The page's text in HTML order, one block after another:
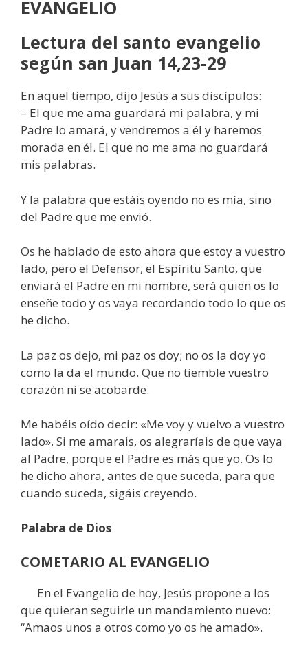
EVANGELIO
Lectura del santo evangelio
según san Juan 14,23-29
En aquel tiempo, dijo Jesús a sus discípulos:
– El que me ama guardará mi palabra, y mi
Padre lo amará, y vendremos a él y haremos
morada en él. El que no me ama no guardará
mis palabras.
Y la palabra que estáis oyendo no es mía, sino
del Padre que me envió.
Os he hablado de esto ahora que estoy a vuestro
lado, pero el Defensor, el Espíritu Santo, que
enviará el Padre en mi nombre, será quien os lo
enseñe todo y os vaya recordando todo lo que os
he dicho.
La paz os dejo, mi paz os doy; no os la doy yo
como la da el mundo. Que no tiemble vuestro
corazón ni se acobarde.
Me habéis oído decir: «Me voy y vuelvo a vuestro
lado». Si me amarais, os alegraríais de que vaya
al Padre, porque el Padre es más que yo. Os lo
he dicho ahora, antes de que suceda, para que
cuando suceda, sigáis creyendo.
Palabra de Dios
COMETARIO AL EVANGELIO
En el Evangelio de hoy, Jesús propone a los
que quieran seguirle un mandamiento nuevo:
“Amaos unos a otros como yo os he amado».